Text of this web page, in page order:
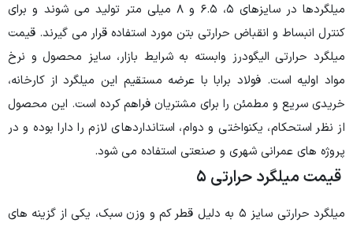
میلگردها در سایزهای ۵، ۶.۵ و ۸ میلی متر تولید می شوند و برای
کنترل انبساط و انقباض حرارتی بتن مورد استفاده قرار می گیرند. قیمت
میلگرد حرارتی الیگودرز وابسته به شرایط بازار، سایز محصول و نرخ
مواد اولیه است. فولاد برابا با عرضه مستقیم این میلگرد از کارخانه،
خریدی سریع و مطمئن را برای مشتریان فراهم کرده است. این محصول
از نظر استحکام، یکنواختی و دوام، استانداردهای لازم را دارا بوده و در
پروژه های عمرانی شهری و صنعتی استفاده می شود.
قیمت میلگرد حرارتی ۵
میلگرد حرارتی سایز ۵ به دلیل قطر کم و وزن سبک، یکی از گزینه های